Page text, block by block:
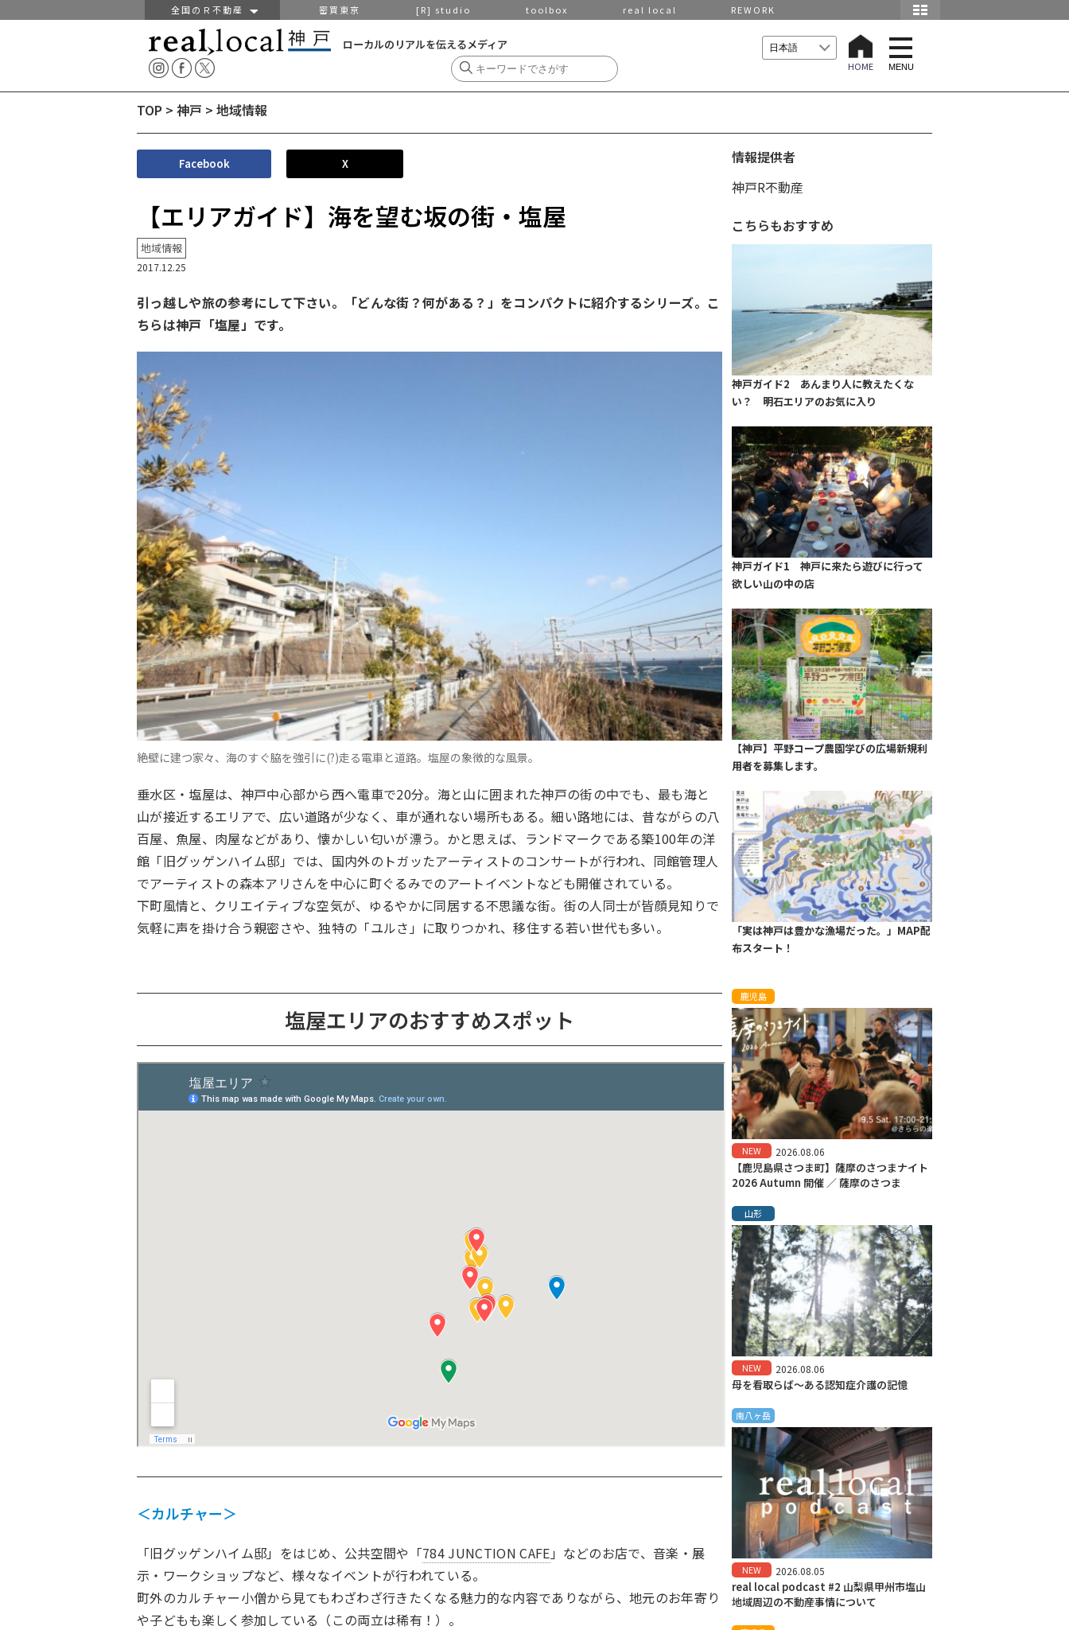
全国のＲ不動産 密買東京 [R] studio toolbox real local REWORK
ローカルのリアルを伝えるメディア
HOME
t
o
g
l
MENU
TOP > 神戸 > 地域情報
Facebook X
【エリアガイド】海を望む坂の街・塩屋
地域情報
2017.12.25
引っ越しや旅の参考にして下さい。「どんな街？何がある？」をコンパクトに紹介するシリーズ。 こ
ちらは神戸「塩屋」です。
絶壁に建つ家々、海のすぐ脇を強引に(?)走る電車と道路。塩屋の象徴的な風景。
垂水区・塩屋は、神戸中心部から西へ電車で20分。海と山に囲まれた神戸の街の中でも、最も海と
山が接近するエリアで、広い道路が少なく、車が通れない場所もある。細い路地には、昔ながらの八
百屋、魚屋、肉屋などがあり、懐かしい匂いが漂う。かと思えば、ランドマークである築100年の洋
館「旧グッゲンハイム邸」では、国内外のトガッたアーティストのコンサートが行われ、同館管理人
でアーティストの森本アリさんを中心に町ぐるみでのアートイベントなども開催されている。
下町風情と、クリエイティブな空気が、ゆるやかに同居する不思議な街。街の人同士が皆顔見知りで
気軽に声を掛け合う親密さや、独特の「ユルさ」に取りつかれ、移住する若い世代も多い。
塩屋エリアのおすすめスポット
＜カルチャー＞
「旧グッゲンハイム邸」をはじめ、公共空間や「784 JUNCTION CAFE 」などのお店で、音楽・展
示・ワークショップなど、様々なイベントが行われている。
町外のカルチャー小僧から見てもわざわざ行きたくなる魅力的な内容でありながら、地元のお年寄り
や子どもも楽しく参加している（この両立は稀有！）。
情報提供者
神戸R不動産
こちらもおすすめ
神戸ガイド2 あんまり人に教えたくな
い？ 明石エリアのお気に入り
神戸ガイド1 神戸に来たら遊びに行って
欲しい山の中の店
【神戸】平野コープ農園学びの広場新規利
用者を募集します。
「実は神戸は豊かな漁場だった。」MAP配
布スタート！
鹿児島
NEW 2026.08.06
【鹿児島県さつま町】薩摩のさつまナイト
2026 Autumn 開催 ／ 薩摩のさつま
山形
NEW 2026.08.06
母を看取らば～ある認知症介護の記憶
南八ヶ岳
NEW 2026.08.05
real local podcast #2 山梨県甲州市塩山
地域周辺の不動産事情について